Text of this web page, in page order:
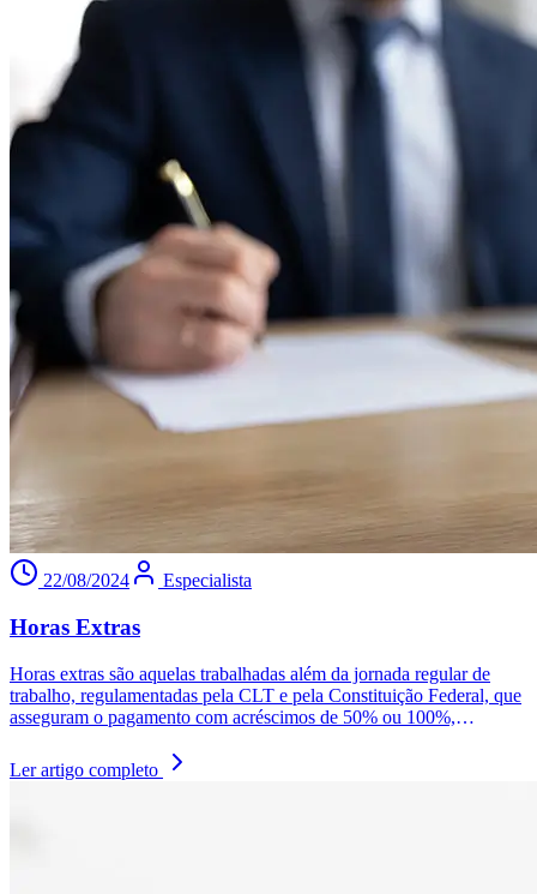
22/08/2024 Especialista
Horas Extras
Horas extras são aquelas trabalhadas além da jornada regular de
trabalho, regulamentadas pela CLT e pela Constituição Federal, que
asseguram o pagamento com acréscimos de 50% ou 100%,
cálculo de férias, 13º salário e descanso semanal remunerado (DSR),
a realização de horas extras requer acordo prévio entre empregado e
Ler artigo completo